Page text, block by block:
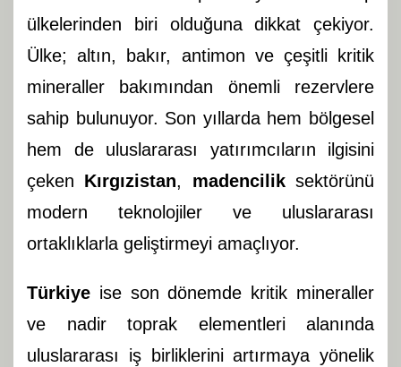
ülkelerinden biri olduğuna dikkat çekiyor.
Ülke; altın, bakır, antimon ve çeşitli kritik
mineraller bakımından önemli rezervlere
sahip bulunuyor. Son yıllarda hem bölgesel
hem de uluslararası yatırımcıların ilgisini
çeken Kırgızistan, madenciliksektörünü
modern teknolojiler ve uluslararası
ortaklıklarla geliştirmeyi amaçlıyor.
Türkiye ise son dönemde kritik mineraller
ve nadir toprak elementleri alanında
uluslararası iş birliklerini artırmaya yönelik